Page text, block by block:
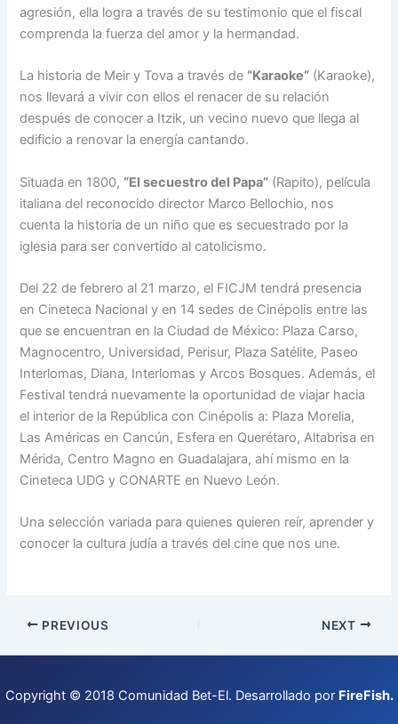
agresión, ella logra a través de su testimonio que el fiscal
comprenda la fuerza del amor y la hermandad.
La historia de Meir y Tova a través de “Karaoke” (Karaoke),
nos llevará a vivir con ellos el renacer de su relación
después de conocer a Itzik, un vecino nuevo que llega al
edificio a renovar la energía cantando.
Situada en 1800, “El secuestro del Papa” (Rapito), película
italiana del reconocido director Marco Bellochio, nos
cuenta la historia de un niño que es secuestrado por la
iglesia para ser convertido al catolicismo.
Del 22 de febrero al 21 marzo, el FICJM tendrá presencia
en Cineteca Nacional y en 14 sedes de Cinépolis entre las
que se encuentran en la Ciudad de México: Plaza Carso,
Magnocentro, Universidad, Perisur, Plaza Satélite, Paseo
Interlomas, Diana, Interlomas y Arcos Bosques. Además, el
Festival tendrá nuevamente la oportunidad de viajar hacia
el interior de la República con Cinépolis a: Plaza Morelia,
Las Américas en Cancún, Esfera en Querétaro, Altabrisa en
Mérida, Centro Magno en Guadalajara, ahí mismo en la
Cineteca UDG y CONARTE en Nuevo León.
Una selección variada para quienes quieren reír, aprender y
conocer la cultura judía a través del cine que nos une.
PREVIOUS NEXT
Copyright © 2018 Comunidad Bet-El. Desarrollado por FireFish.